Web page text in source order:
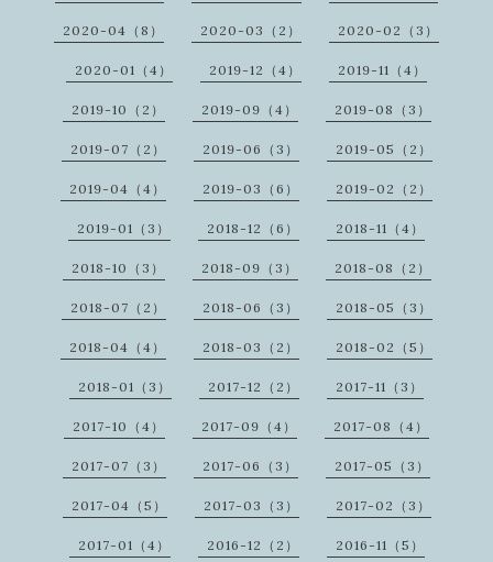
2020-04（8） 2020-03（2） 2020-02（3）
2020-01（4） 2019-12（4） 2019-11（4）
2019-10（2） 2019-09（4） 2019-08（3）
2019-07（2） 2019-06（3） 2019-05（2）
2019-04（4） 2019-03（6） 2019-02（2）
2019-01（3） 2018-12（6） 2018-11（4）
2018-10（3） 2018-09（3） 2018-08（2）
2018-07（2） 2018-06（3） 2018-05（3）
2018-04（4） 2018-03（2） 2018-02（5）
2018-01（3） 2017-12（2） 2017-11（3）
2017-10（4） 2017-09（4） 2017-08（4）
2017-07（3） 2017-06（3） 2017-05（3）
2017-04（5） 2017-03（3） 2017-02（3）
2017-01（4） 2016-12（2） 2016-11（5）